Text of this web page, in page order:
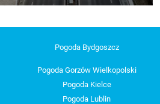
Pogoda Bydgoszcz
Pogoda Gorzów Wielkopolski
Pogoda Kielce
Pogoda Lublin